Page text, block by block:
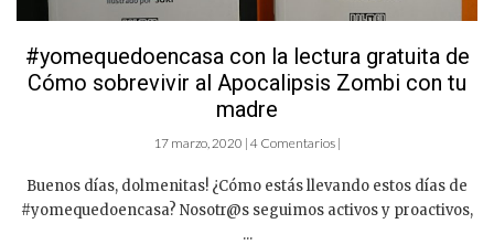
#yomequedoencasa con la lectura gratuita de
Cómo sobrevivir al Apocalipsis Zombi con tu
madre
17 marzo, 2020 | 4 Comentarios |
Buenos días, dolmenitas! ¿Cómo estás llevando estos días de
#yomequedoencasa? Nosotr@s seguimos activos y proactivos,
...